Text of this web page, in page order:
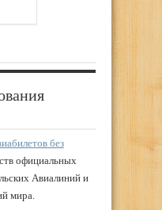
без
официальных
Авиалиний и
мира.